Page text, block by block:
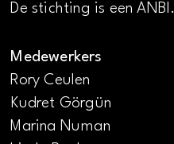
De stichting is een ANBI.
Medewerkers
Rory Ceulen
Kudret Görgün
Marina Numan